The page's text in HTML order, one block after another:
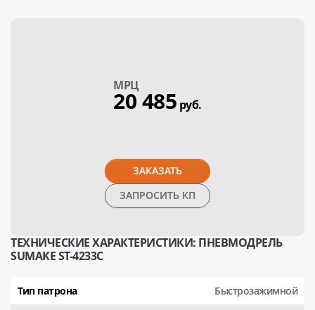
МPЦ
20 485 руб.
ЗАКАЗАТЬ
ЗАПРОСИТЬ КП
ТЕХНИЧЕСКИЕ ХАРАКТЕРИСТИКИ: ПНЕВМОДРЕЛЬ
SUMAKE ST-4233C
Тип патрона Быстрозажимной